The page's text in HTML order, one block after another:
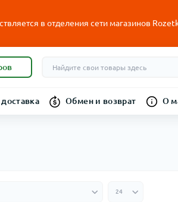
в отделения сети магазинов
Обмен и возврат О